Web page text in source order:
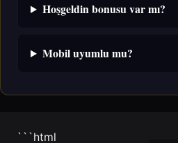
Hoşgeldin bonusu var mı?
Mobil uyumlu mu?
```html